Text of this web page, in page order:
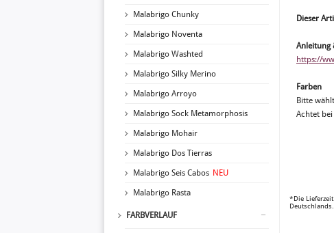
Malabrigo Chunky
Malabrigo Noventa
Malabrigo Washted
Malabrigo Silky Merino
Malabrigo Arroyo
Malabrigo Sock Metamorphosis
Malabrigo Mohair
Malabrigo Dos Tierras
Malabrigo Seis Cabos NEU
Malabrigo Rasta
FARBVERLAUF
Dieser
Anleitung
https://
Farben
Bitte
Achtet
*Die